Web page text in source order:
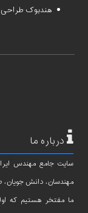
هندبوک
درباره ما
سایت جامع مهندس
مهندسان، دانش جویان،
ما مفتخر هستیم که